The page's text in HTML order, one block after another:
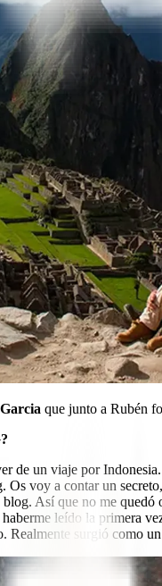
que junto a Rubén
de un viaje por
voy a contar un
Así que no me
leído la primera
surgió como un